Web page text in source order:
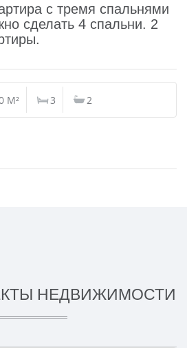
с тремя спальнями
сделать 4 спальни. 2
M² 3 2
НЕДВИЖИМОСТИ